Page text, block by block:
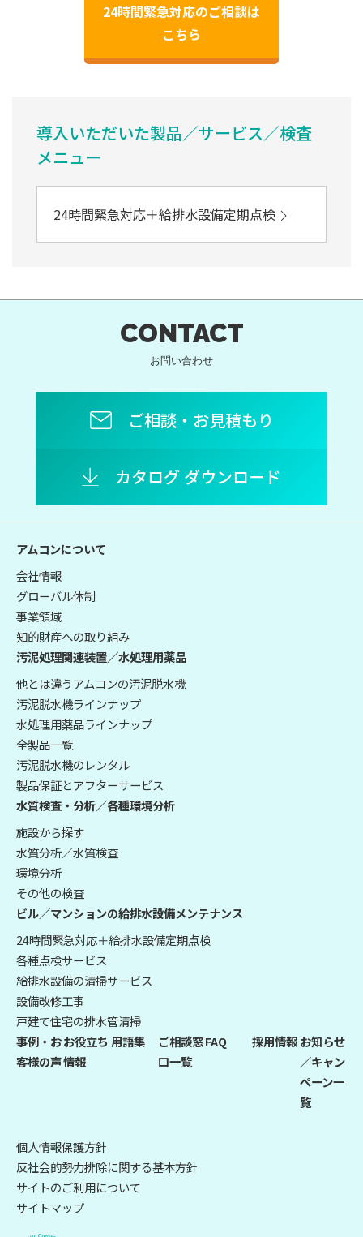
24時間緊急対応のご相談は
こちら
導入いただいた製品／サービス／検査
メニュー
24時間緊急対応＋給排水設備定期点検
CONTACT
お問い合わせ
ご相談・お見積もり
カタログ ダウンロード
アムコンについて
会社情報
グローバル体制
事業領域
知的財産への取り組み
汚泥処理関連装置／水処理用薬品
他とは違うアムコンの汚泥脱水機
汚泥脱水機ラインナップ
水処理用薬品ラインナップ
全製品一覧
汚泥脱水機のレンタル
製品保証とアフターサービス
水質検査・分析／各種環境分析
施設から探す
水質分析／水質検査
環境分析
その他の検査
ビル／マンションの給排水設備メンテナンス
24時間緊急対応＋給排水設備定期点検
各種点検サービス
給排水設備の清掃サービス
設備改修工事
戸建て住宅の排水管清掃
事例・お
客様の声
お役立ち
情報
用語集
ご相談窓
口一覧
FAQ 採用情報お知らせ
／キャン
ペーン一
覧
個人情報保護方針
反社会的勢力排除に関する基本方針
サイトのご利用について
サイトマップ